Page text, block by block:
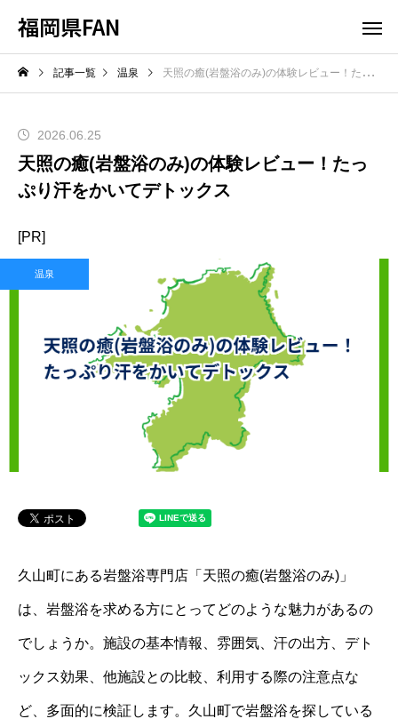
福岡県FAN
記事一覧 温泉 天照の癒(岩盤浴のみ)の体験レビュー！たっぷり汗をかいてデトックス
2026.06.25
天照の癒(岩盤浴のみ)の体験レビュー！たっ
ぷり汗をかいてデトックス
[PR]
温泉
久山町にある岩盤浴専門店「天照の癒(岩盤浴のみ)」
は、岩盤浴を求める方にとってどのような魅力があるの
でしょうか。施設の基本情報、雰囲気、汗の出方、デト
ックス効果、他施設との比較、利用する際の注意点な
ど、多面的に検証します。久山町で岩盤浴を探している